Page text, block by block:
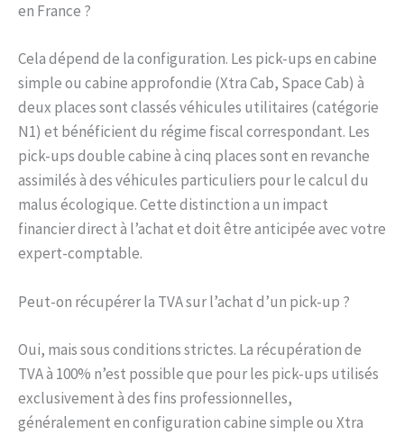
en France ?
Cela dépend de la configuration. Les pick-ups en cabine
simple ou cabine approfondie (Xtra Cab, Space Cab) à
deux places sont classés véhicules utilitaires (catégorie
N1) et bénéficient du régime fiscal correspondant. Les
pick-ups double cabine à cinq places sont en revanche
assimilés à des véhicules particuliers pour le calcul du
malus écologique. Cette distinction a un impact
financier direct à l’achat et doit être anticipée avec votre
expert-comptable.
Peut-on récupérer la TVA sur l’achat d’un pick-up ?
Oui, mais sous conditions strictes. La récupération de
TVA à 100% n’est possible que pour les pick-ups utilisés
exclusivement à des fins professionnelles,
généralement en configuration cabine simple ou Xtra